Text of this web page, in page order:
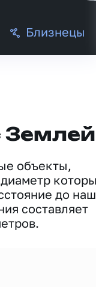
Близнецы
Землей
объекты,
до
составляет